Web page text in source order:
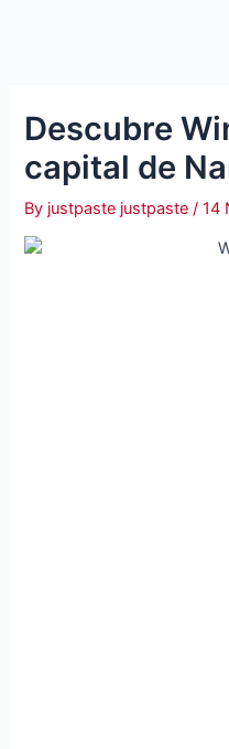
Descubre
capital de
By justpaste justpaste/14